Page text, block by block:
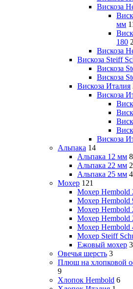
Вискоза
мм
180 2
Вискоза
Вискоза Steiff
Вискоза
Вискоза
Вискоза Италия
Вискоза
Вискоза
Альпака 14
Альпака 12 мм 8
Альпака 22 мм 2
Альпака 25 мм 4
Мохер 121
Мохер Hembold
Мохер Hembold
Мохер Hembold
Мохер Hembold
Мохер Hembold
Мохер Steiff
Ежовый мохер 3
Овечья шерсть 3
Плюш на хлопковой
9
Хлопок Hembold 6